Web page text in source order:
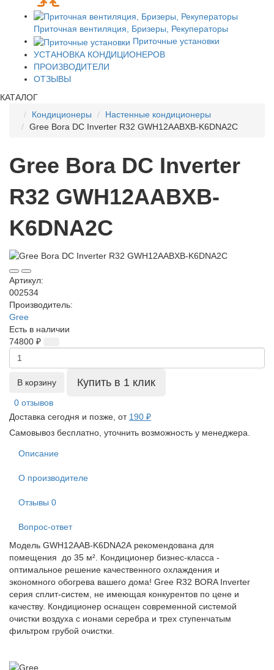
Приточная вентиляция, Бризеры, Рекуператоры
Приточные установки
УСТАНОВКА КОНДИЦИОНЕРОВ
ПРОИЗВОДИТЕЛИ
ОТЗЫВЫ
КАТАЛОГ
Кондиционеры
Настенные кондиционеры
Gree Bora DC Inverter R32 GWH12AABXB-K6DNA2C
Gree Bora DC Inverter
R32 GWH12AABXB-
K6DNA2C
Артикул:
002534
Производитель:
Gree
Есть в наличии
74800 ₽
В корзину Купить в 1 клик
0 отзывов
Доставка сегодня и позже, от 190 ₽
Самовывоз бесплатно, уточнить возможность у менеджера.
Описание
О производителе
Отзывы 0
Вопрос-ответ
Модель GWH12AAB-K6DNA2A рекомендована для
помещения до 35 м². Кондиционер бизнес-класса -
оптимальное решение качественного охлаждения и
экономного обогрева вашего дома! Gree R32 BORA Inverter
серия сплит-систем, не имеющая конкурентов по цене и
качеству. Кондиционер оснащен современной системой
очистки воздуха с ионами серебра и трех ступенчатым
фильтром грубой очистки.